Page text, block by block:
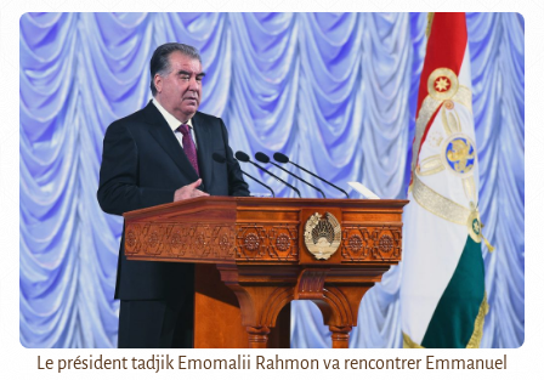
Le président tadjik Emomalii Rahmon va rencontrer Emmanuel